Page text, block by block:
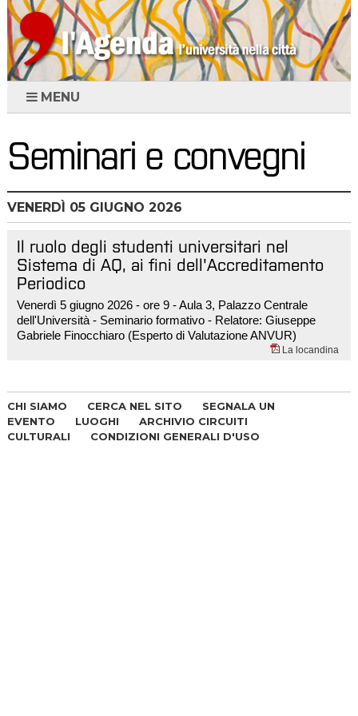
MENU
Seminari e convegni
VENERDÌ 05GIUGNO 2026
Il ruolo degli studenti universitari nel
Sistema di AQ, ai fini dell'Accreditamento
Periodico
Venerdì 5 giugno 2026 - ore 9 - Aula 3, Palazzo Centrale
dell'Università - Seminario formativo - Relatore: Giuseppe
Gabriele Finocchiaro (Esperto di Valutazione ANVUR)
La locandina
CHI SIAMO CERCA NEL SITO
SEGNALA UN
EVENTO
LUOGHI
ARCHIVIO CIRCUITI
CULTURALI
CONDIZIONI GENERALI D'USO